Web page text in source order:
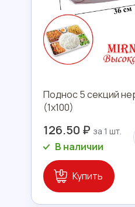
Поднос 5 секций
(1х100)
126.50 ₽
В наличии
Купить